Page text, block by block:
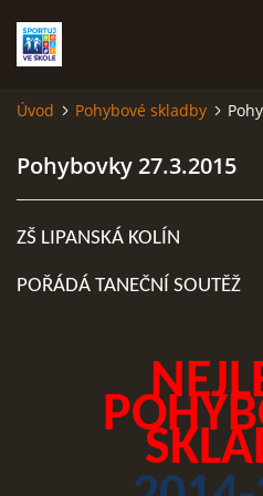
TERMÍNOVÁ LISTINA
VĚKOVÉ KATEGORIE
Úvod Pohybové skladby
Pohybovky 27.3.2015
ZŠ LIPANSKÁ KOLÍN
POŘÁDÁ TANEČNÍ SOUTĚŽ